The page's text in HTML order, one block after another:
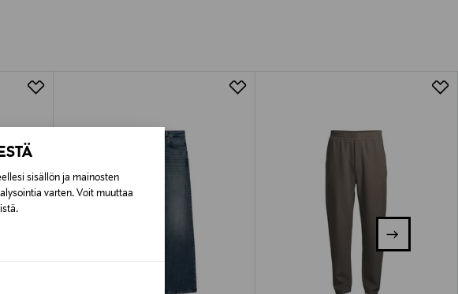
sisällön ja mainosten
varten. Voit muuttaa
toimitus on saatavilla valittuun osoitteeseen.